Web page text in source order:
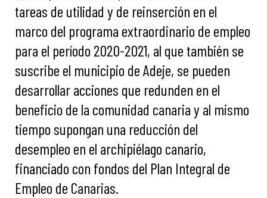
tareas de utilidad y de reinserción en el
marco del programa extraordinario de empleo
para el período 2020-2021, al que también se
suscribe el municipio de Adeje, se pueden
desarrollar acciones que redunden en el
beneficio de la comunidad canaria y al mismo
tiempo supongan una reducción del
desempleo en el archipiélago canario,
financiado con fondos del Plan Integral de
Empleo de Canarias.